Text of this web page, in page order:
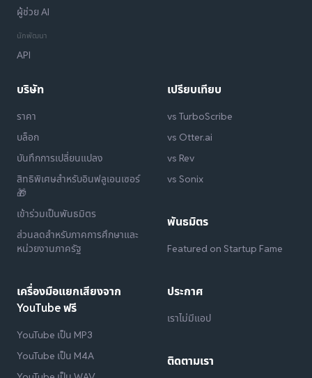
ผู้ช่วย AI
นักพัฒนา
API
บริษัท
ราคา
บล็อก
บันทึกการเปลี่ยนแปลง
สิทธิพิเศษสำหรับอินฟลูเอนเซอร์
🎁
เข้าร่วมเป็นพันธมิตร
ส่วนลดสำหรับภาคการศึกษาและ
หน่วยงานภาครัฐ
เครื่องมือแยกเสียงจาก
YouTube ฟรี
YouTube เป็น MP3
YouTube เป็น M4A
เปรียบเทียบ
vs TurboScribe
vs Otter.ai
vs Rev
vs Sonix
พันธมิตร
Featured on Startup Fame
ประกาศ
เราไม่มีแอป
ติดตามเรา